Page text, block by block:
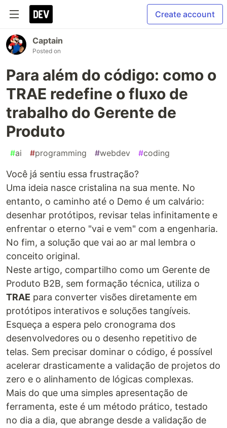
Create account
Captain
Posted on
Para além do código: como o
TRAE redefine o fluxo de
trabalho do Gerente de
Produto
#ai #programming #webdev #coding
Você já sentiu essa frustração?
Uma ideia nasce cristalina na sua mente. No
entanto, o caminho até o Demo é um calvário:
desenhar protótipos, revisar telas infinitamente e
enfrentar o eterno "vai e vem" com a engenharia.
No fim, a solução que vai ao ar mal lembra o
conceito original.
Neste artigo, compartilho como um Gerente de
Produto B2B, sem formação técnica, utiliza o
TRAE para converter visões diretamente em
protótipos interativos e soluções tangíveis.
Esqueça a espera pelo cronograma dos
desenvolvedores ou o desenho repetitivo de
telas. Sem precisar dominar o código, é possível
acelerar drasticamente a validação de projetos do
zero e o alinhamento de lógicas complexas.
Mais do que uma simples apresentação de
ferramenta, este é um método prático, testado
no dia a dia, que abrange desde a validação de